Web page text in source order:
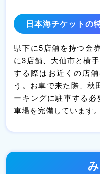
日本海チケットの
県下に5店舗を持つ金
に3店舗、大仙市と横
する際はお近くの店
う。お車で来た際、秋
ーキングに駐車する
車場を完備しています。